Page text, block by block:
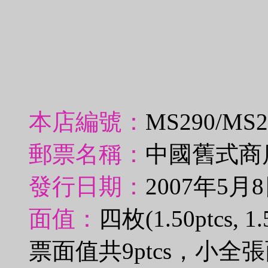
本店編號： MS290/
郵票名稱： 中國舊式
發行日期： 2007年5月
面值： 四枚(1.50ptcs,
票面值共9ptcs，小全